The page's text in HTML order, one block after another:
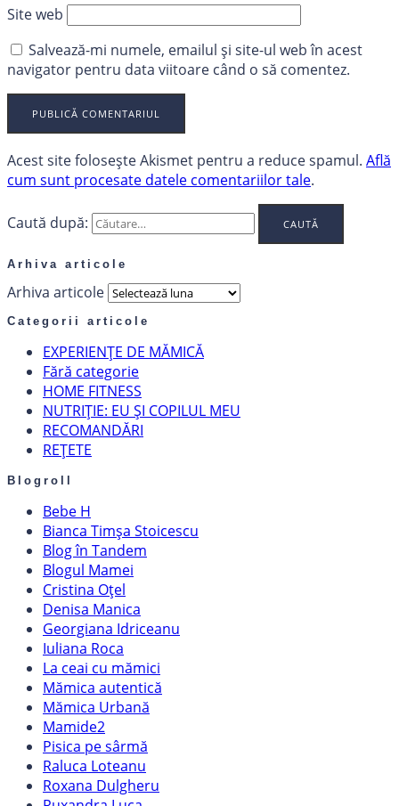
Site web
Salvează-mi numele, emailul și site-ul web în acest
navigator pentru data viitoare când o să comentez.
Acest site folosește Akismet pentru a reduce spamul. Află
cum sunt procesate datele comentariilor tale.
Caută după:
Arhiva articole
Arhiva articole
Categorii articole
EXPERIENȚE DE MĂMICĂ
Fără categorie
HOME FITNESS
NUTRIȚIE: EU ȘI COPILUL MEU
RECOMANDĂRI
REȚETE
Blogroll
Bebe H
Bianca Timșa Stoicescu
Blog în Tandem
Blogul Mamei
Cristina Oțel
Denisa Manica
Georgiana Idriceanu
Iuliana Roca
La ceai cu mămici
Mămica autentică
Mămica Urbană
Mamide2
Pisica pe sârmă
Raluca Loteanu
Roxana Dulgheru